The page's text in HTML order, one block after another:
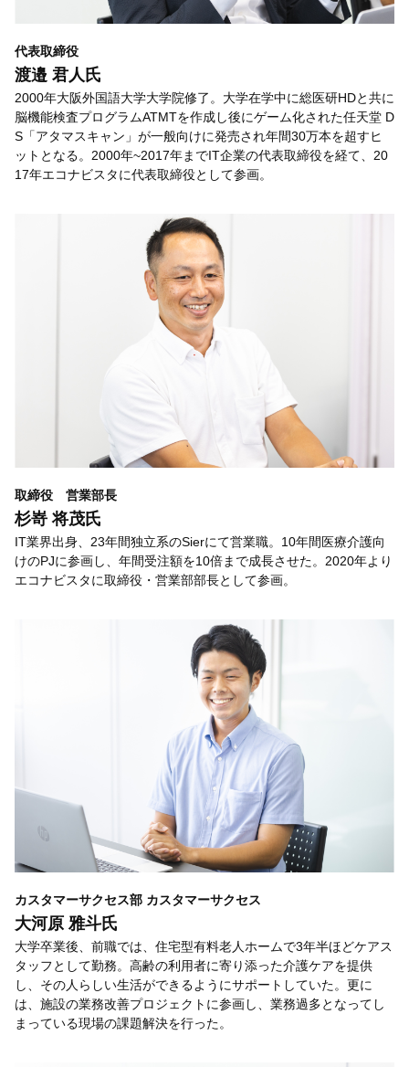
代表取締役
渡邉 君人氏
2000年大阪外国語大学大学院修了。大学在学中に総医研HDと共に
脳機能検査プログラムATMTを作成し後にゲーム化された任天堂 D
S「アタマスキャン」が一般向けに発売され年間30万本を超すヒ
ットとなる。2000年~2017年までIT企業の代表取締役を経て、20
17年エコナビスタに代表取締役として参画。
取締役 営業部長
杉嵜 将茂氏
IT業界出身、23年間独立系のSierにて営業職。10年間医療介護向
けのPJに参画し、年間受注額を10倍まで成長させた。2020年より
エコナビスタに取締役・営業部部長として参画。
カスタマーサクセス部 カスタマーサクセス
大河原 雅斗氏
大学卒業後、前職では、住宅型有料老人ホームで3年半ほどケアス
タッフとして勤務。高齢の利用者に寄り添った介護ケアを提供
し、その人らしい生活ができるようにサポートしていた。更に
は、施設の業務改善プロジェクトに参画し、業務過多となってし
まっている現場の課題解決を行った。